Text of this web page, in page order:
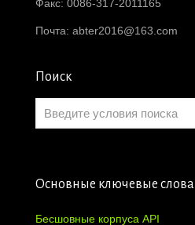
Факс: 0086-317-2011165
Почта: abter2016@163.com
Поиск
Основные ключевые слова
Бесшовные корпуса API